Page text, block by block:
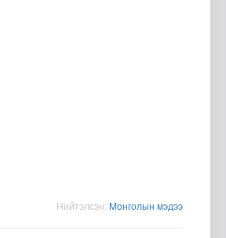
Нийтэлсэн: Moнголын мэдээ